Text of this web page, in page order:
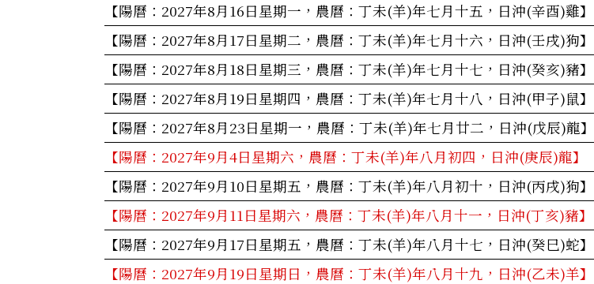
【陽曆：2027年8月16日星期一，農曆：丁未(羊)年七月十五，日沖(辛酉)雞】
【陽曆：2027年8月17日星期二，農曆：丁未(羊)年七月十六，日沖(壬戌)狗】
【陽曆：2027年8月18日星期三，農曆：丁未(羊)年七月十七，日沖(癸亥)豬】
【陽曆：2027年8月19日星期四，農曆：丁未(羊)年七月十八，日沖(甲子)鼠】
【陽曆：2027年8月23日星期一，農曆：丁未(羊)年七月廿二，日沖(戊辰)龍】
【陽曆：2027年9月4日星期六，農曆：丁未(羊)年八月初四，日沖(庚辰)龍】
【陽曆：2027年9月10日星期五，農曆：丁未(羊)年八月初十，日沖(丙戌)狗】
【陽曆：2027年9月11日星期六，農曆：丁未(羊)年八月十一，日沖(丁亥)豬】
【陽曆：2027年9月17日星期五，農曆：丁未(羊)年八月十七，日沖(癸巳)蛇】
【陽曆：2027年9月19日星期日，農曆：丁未(羊)年八月十九，日沖(乙未)羊】